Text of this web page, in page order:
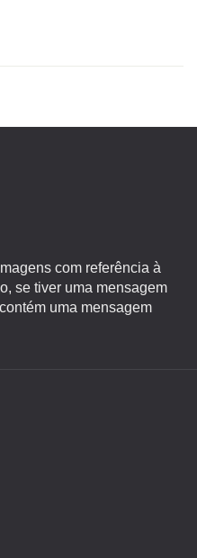
com referência à
se tiver uma mensagem
uma mensagem